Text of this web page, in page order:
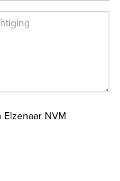
Elzenaar NVM